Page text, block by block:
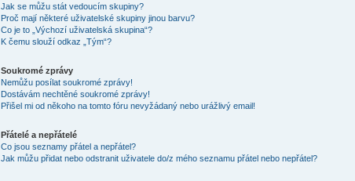
Jak se můžu stát vedoucím skupiny?
Proč mají některé uživatelské skupiny jinou barvu?
Co je to „Výchozí uživatelská skupina“?
K čemu slouží odkaz „Tým“?
Soukromé zprávy
Nemůžu posílat soukromé zprávy!
Dostávám nechtěné soukromé zprávy!
Přišel mi od někoho na tomto fóru nevyžádaný nebo urážlivý email!
Přátelé a nepřátelé
Co jsou seznamy přátel a nepřátel?
Jak můžu přidat nebo odstranit uživatele do/z mého seznamu přátel nebo nepřátel?